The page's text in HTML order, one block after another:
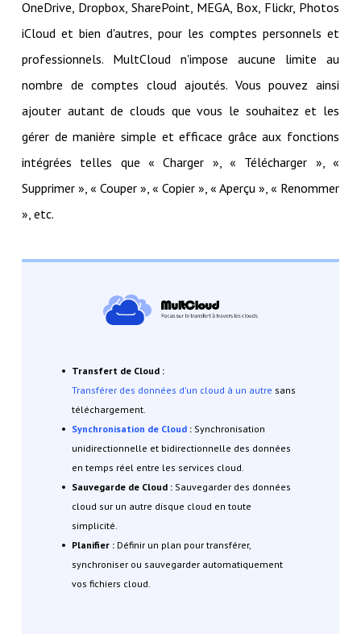
OneDrive, Dropbox, SharePoint, MEGA, Box, Flickr, Photos
iCloud et bien d'autres, pour les comptes personnels et
professionnels. MultCloud n'impose aucune limite au
nombre de comptes cloud ajoutés. Vous pouvez ainsi
ajouter autant de clouds que vous le souhaitez et les
gérer de manière simple et efficace grâce aux fonctions
intégrées telles que « Charger », « Télécharger », «
Supprimer », « Couper », « Copier », « Aperçu », « Renommer
», etc.
Transfert de Cloud :
Transférer des données d'un cloud à un autre sans
téléchargement.
Synchronisation de Cloud:Synchronisation
unidirectionnelle et bidirectionnelle des données
en temps réel entre les services cloud.
Sauvegarde de Cloud : Sauvegarder des données
cloud sur un autre disque cloud en toute
simplicité.
Planifier :Définir un plan pour transférer,
synchroniser ou sauvegarder automatiquement
vos fichiers cloud.